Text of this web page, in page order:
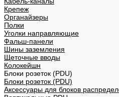
Крепеж
Органайзеры
Полки
Уголки направляющие
Фальш-панели
Шины заземления
Щеточные вводы
Колокейшн
Блоки розеток (PDU)
Блоки розеток (PDU)
Аксессуары для блоков